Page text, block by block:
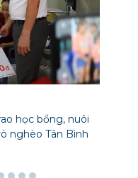
học bổng, nuôi
nghèo Tân Bình